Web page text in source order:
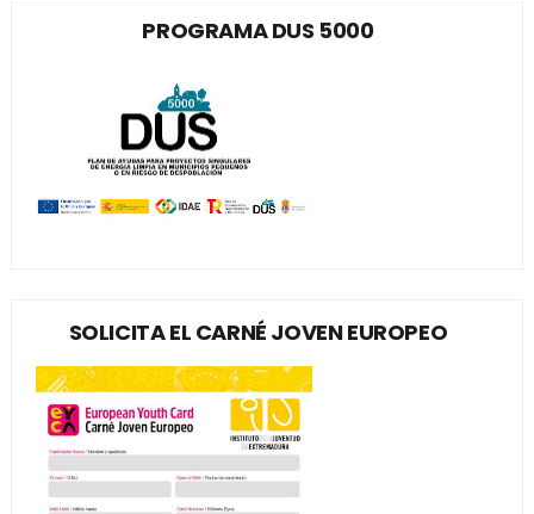
PROGRAMA DUS 5000
SOLICITA EL CARNÉ JOVEN EUROPEO